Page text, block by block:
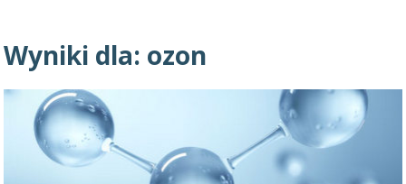
Wyniki dla: ozon